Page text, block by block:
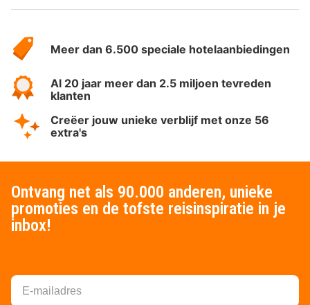
HotelSpecials
Meer dan 6.500 speciale hotelaanbiedingen
Al 20 jaar meer dan 2.5 miljoen tevreden
klanten
Creëer jouw unieke verblijf met onze 56
extra's
Ontvang net als 90.000 anderen, unieke
promoties en de tofste reisinspiratie in je
inbox!